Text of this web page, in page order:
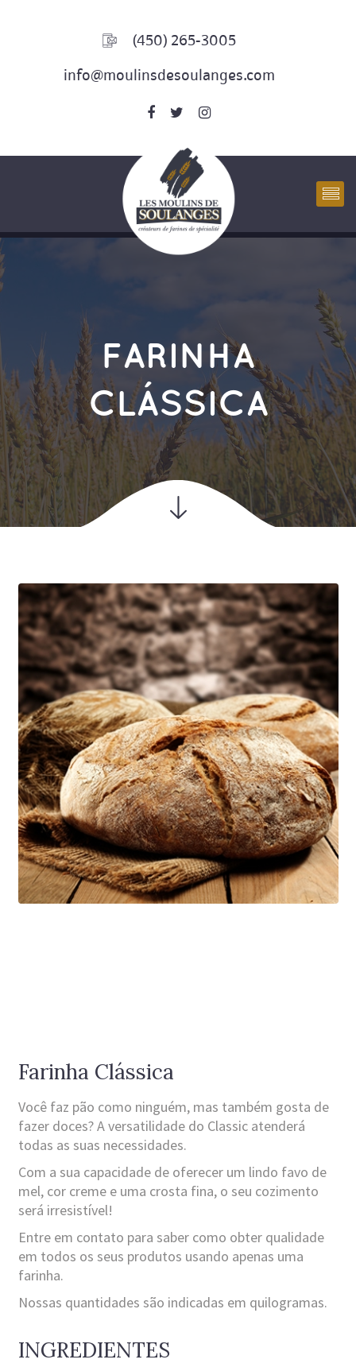
(450) 265-3005
info@moulinsdesoulanges.com
FARINHA
CLÁSSICA
Farinha Clássica
Você faz pão como ninguém, mas também gosta de
fazer doces? A versatilidade do Classic atenderá
todas as suas necessidades.
Com a sua capacidade de oferecer um lindo favo de
mel, cor creme e uma crosta fina, o seu cozimento
será irresistível!
Entre em contato para saber como obter qualidade
em todos os seus produtos usando apenas uma
farinha.
Nossas quantidades são indicadas em quilogramas.
INGREDIENTES